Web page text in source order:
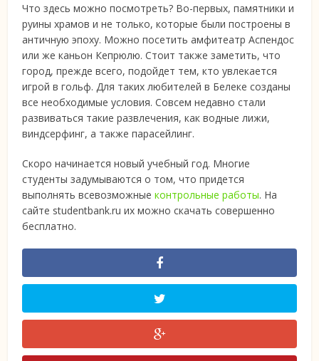
Что здесь можно посмотреть? Во-первых, памятники и
руины храмов и не только, которые были построены в
античную эпоху. Можно посетить амфитеатр Аспендос
или же каньон Кепрюлю. Стоит также заметить, что
город, прежде всего, подойдет тем, кто увлекается
игрой в гольф. Для таких любителей в Белеке созданы
все необходимые условия. Совсем недавно стали
развиваться такие развлечения, как водные лижи,
виндсерфинг, а также парасейлинг.
Скоро начинается новый учебный год. Многие
студенты задумываются о том, что придется
выполнять всевозможныеконтрольные работы. На
сайте studentbank.ru их можно скачать совершенно
бесплатно.